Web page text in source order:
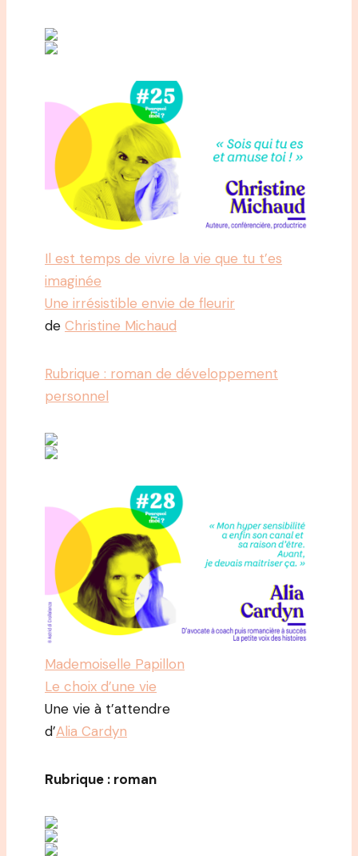
Il est temps de vivre la vie que tu t’es
imaginée
Une irrésistible envie de fleurir
de Christine Michaud
Rubrique : roman de développement
personnel
Mademoiselle Papillon
Le choix d’une vie
Une vie à t’attendre
d’Alia Cardyn
Rubrique : roman